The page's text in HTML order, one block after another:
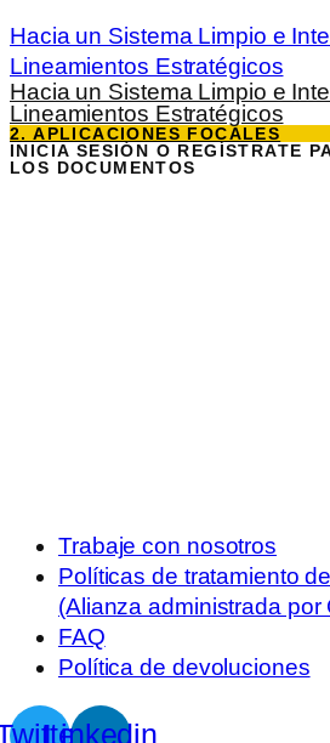
Hacia un Sistema Limpio e
Lineamientos Estratégicos
Hacia un Sistema Limpio e
Lineamientos Estratégicos
2. APLICACIONES FOCALES
INICIA SESIÓN O REGÍSTRATE
LOS DOCUMENTOS
Trabaje con nosotros
Políticas de tratamiento
(Alianza administrada por
FAQ
Política de devoluciones
Linkedin